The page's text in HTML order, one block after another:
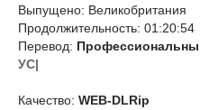
Выпущено: Великобритания
Продолжительность: 01:20:54
Перевод:
УС|
Качество: WEB-DLRip